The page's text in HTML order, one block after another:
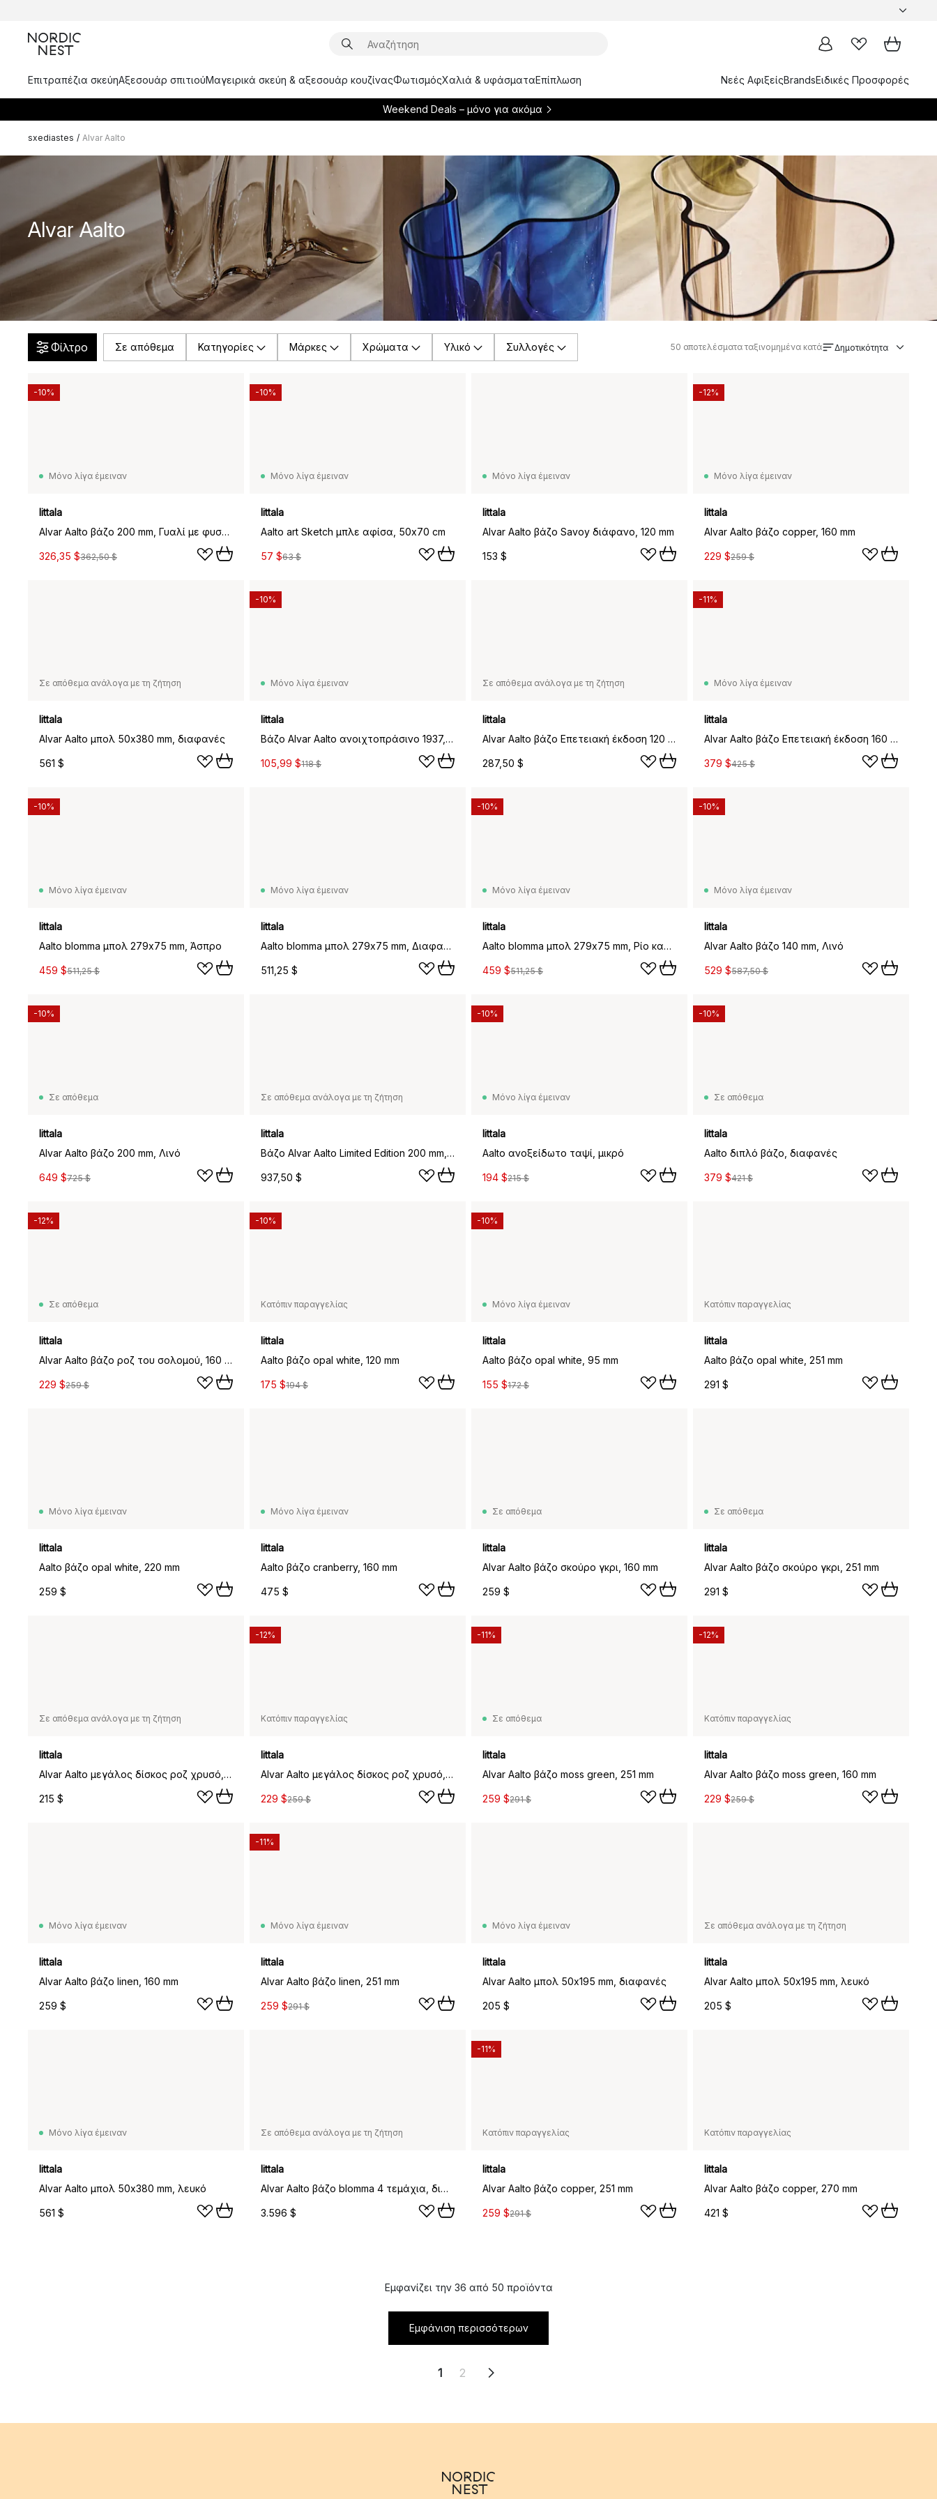
Επιτραπέζια σκεύηΑξεσουάρ σπιτιούΜαγειρικά σκεύη & αξεσουάρ κουζίναςΦωτισμόςΧαλιά & υφάσματαΕπίπλωση Νεές ΑφιξείςBrandsΕιδικές Προσφορές
Weekend Deals – μόνο για ακόμα
sxediastes / Alvar Aalto
Alvar Aalto
Φίλτρο Σε απόθεμα Κατηγορίες Μάρκες Χρώματα Υλικό Συλλογές 50 αποτελέσματα ταξινομημένα κατά Δημοτικότητα
Μόνο λίγα έμειναν
Iittala
Alvar Aalto βάζο 200 mm, Γυαλί με φυσαλίδες διαφανής, Επετειακή έκδοση
326,35 $362,50 $
-10%
Μόνο λίγα έμειναν
Iittala
Aalto art Sketch μπλε αφίσα, 50x70 cm
57 $63 $
-10%
Μόνο λίγα έμειναν
Iittala
Alvar Aalto βάζο Savoy διάφανο, 120 mm
153 $
Μόνο λίγα έμειναν
Iittala
Alvar Aalto βάζο copper, 160 mm
229 $259 $
-12%
Σε απόθεμα ανάλογα με τη ζήτηση
Iittala
Alvar Aalto μπολ 50x380 mm, διαφανές
561 $
Μόνο λίγα έμειναν
Iittala
Βάζο Alvar Aalto ανοιχτοπράσινο 1937, 180 mm
105,99 $118 $
-10%
Σε απόθεμα ανάλογα με τη ζήτηση
Iittala
Alvar Aalto βάζο Επετειακή έκδοση 120 mm, Γυαλί με φυσαλίδες διαφανής
287,50 $
Μόνο λίγα έμειναν
Iittala
Alvar Aalto βάζο Επετειακή έκδοση 160 mm, Γυαλί με φυσαλίδες διαφανής
379 $425 $
-11%
Μόνο λίγα έμειναν
Iittala
Aalto blomma μπολ 279x75 mm, Άσπρο
459 $511,25 $
-10%
Μόνο λίγα έμειναν
Iittala
Aalto blomma μπολ 279x75 mm, Διαφανές
511,25 $
Μόνο λίγα έμειναν
Iittala
Aalto blomma μπολ 279x75 mm, Ρίο καφέ
459 $511,25 $
-10%
Μόνο λίγα έμειναν
Iittala
Alvar Aalto βάζο 140 mm, Λινό
529 $587,50 $
-10%
Σε απόθεμα
Iittala
Alvar Aalto βάζο 200 mm, Λινό
649 $725 $
-10%
Σε απόθεμα ανάλογα με τη ζήτηση
Iittala
Βάζο Alvar Aalto Limited Edition 200 mm, Φινλανδική άμμος
937,50 $
Μόνο λίγα έμειναν
Iittala
Aalto ανοξείδωτο ταψί, μικρό
194 $215 $
-10%
Σε απόθεμα
Iittala
Aalto διπλό βάζο, διαφανές
379 $421 $
-10%
Σε απόθεμα
Iittala
Alvar Aalto βάζο ροζ του σολομού, 160 mm
229 $259 $
-12%
Κατόπιν παραγγελίας
Iittala
Aalto βάζο opal white, 120 mm
175 $194 $
-10%
Μόνο λίγα έμειναν
Iittala
Aalto βάζο opal white, 95 mm
155 $172 $
-10%
Κατόπιν παραγγελίας
Iittala
Aalto βάζο opal white, 251 mm
291 $
Μόνο λίγα έμειναν
Iittala
Aalto βάζο opal white, 220 mm
259 $
Μόνο λίγα έμειναν
Iittala
Aalto βάζο cranberry, 160 mm
475 $
Σε απόθεμα
Iittala
Alvar Aalto βάζο σκούρο γκρι, 160 mm
259 $
Σε απόθεμα
Iittala
Alvar Aalto βάζο σκούρο γκρι, 251 mm
291 $
Σε απόθεμα ανάλογα με τη ζήτηση
Iittala
Alvar Aalto μεγάλος δίσκος ροζ χρυσό, μικρό 358 mm
215 $
Κατόπιν παραγγελίας
Iittala
Alvar Aalto μεγάλος δίσκος ροζ χρυσό, μεγάλο 504 mm
229 $259 $
-12%
Σε απόθεμα
Iittala
Alvar Aalto βάζο moss green, 251 mm
259 $291 $
-11%
Κατόπιν παραγγελίας
Iittala
Alvar Aalto βάζο moss green, 160 mm
229 $259 $
-12%
Μόνο λίγα έμειναν
Iittala
Alvar Aalto βάζο linen, 160 mm
259 $
Μόνο λίγα έμειναν
Iittala
Alvar Aalto βάζο linen, 251 mm
259 $291 $
-11%
Μόνο λίγα έμειναν
Iittala
Alvar Aalto μπολ 50x195 mm, διαφανές
205 $
Σε απόθεμα ανάλογα με τη ζήτηση
Iittala
Alvar Aalto μπολ 50x195 mm, λευκό
205 $
Μόνο λίγα έμειναν
Iittala
Alvar Aalto μπολ 50x380 mm, λευκό
561 $
Σε απόθεμα ανάλογα με τη ζήτηση
Iittala
Alvar Aalto βάζο blomma 4 τεμάχια, διαφανές
3.596 $
Κατόπιν παραγγελίας
Iittala
Alvar Aalto βάζο copper, 251 mm
259 $291 $
-11%
Κατόπιν παραγγελίας
Iittala
Alvar Aalto βάζο copper, 270 mm
421 $
Εμφανίζει την 36 από 50 προϊόντα
Εμφάνιση περισσότερων
1 2